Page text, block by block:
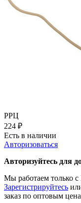
РРЦ
224 ₽
Есть в наличии
Авторизоваться
Авторизуйтесь
Мы работаем только
Зарегистрируйтесь
заказ по оптовым